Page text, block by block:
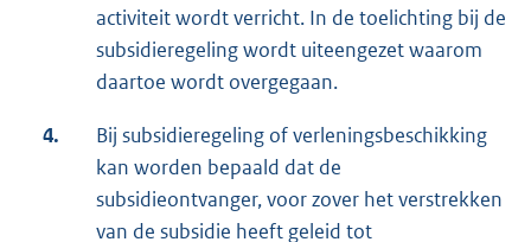
activiteit wordt verricht. In de toelichting bij de
subsidieregeling wordt uiteengezet waarom
daartoe wordt overgegaan.
4.
Bij subsidieregeling of verleningsbeschikking
kan worden bepaald dat de
subsidieontvanger, voor zover het verstrekken
van de subsidie heeft geleid tot